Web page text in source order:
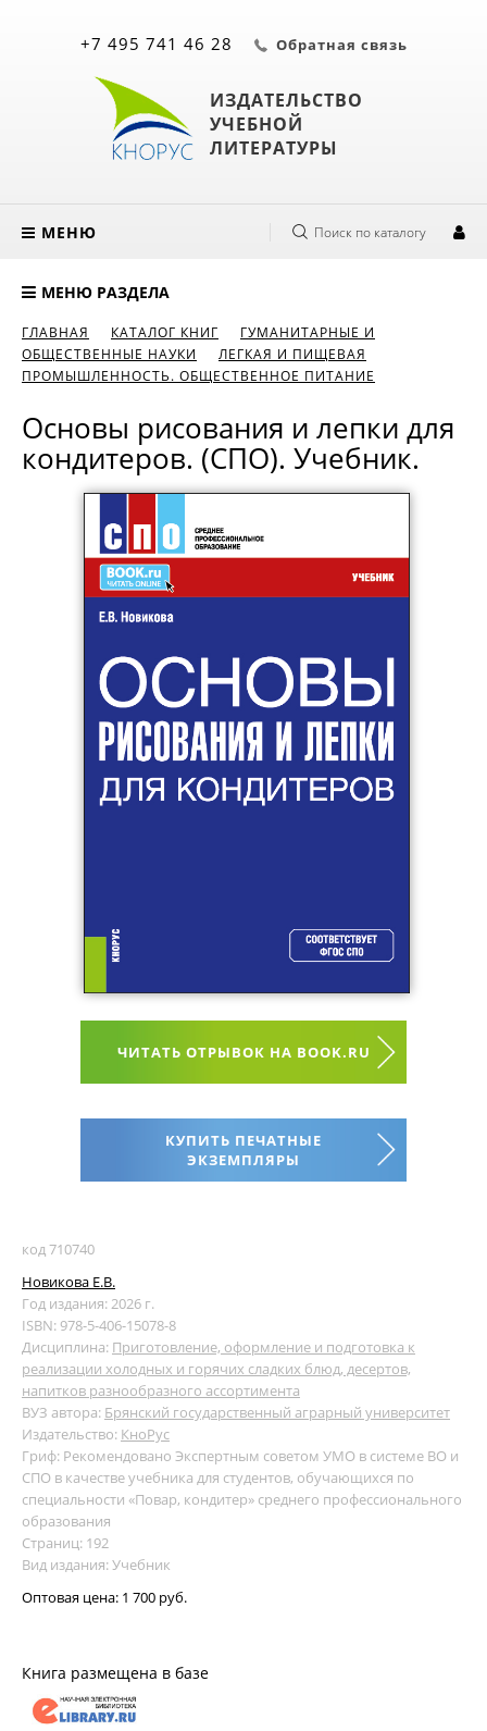
ИЗДАТЕЛЬСТВО
УЧЕБНОЙ
ЛИТЕРАТУРЫ
+7 495 741 46 28 Обратная связь
МЕНЮ Поиск по каталогу
МЕНЮ РАЗДЕЛА
ГЛАВНАЯ КАТАЛОГ КНИГ
ГУМАНИТАРНЫЕ И
ОБЩЕСТВЕННЫЕ НАУКИ
ЛЕГКАЯ И ПИЩЕВАЯ
ПРОМЫШЛЕННОСТЬ. ОБЩЕСТВЕННОЕ ПИТАНИЕ
Основы рисования и лепки для
кондитеров. (СПО). Учебник.
ЧИТАТЬ ОТРЫВОК НА BOOK.RU
КУПИТЬ ПЕЧАТНЫЕ
ЭКЗЕМПЛЯРЫ
код 710740
Новикова Е.В.
Год издания: 2026 г.
ISBN: 978-5-406-15078-8
Дисциплина: Приготовление, оформление и подготовка к
реализации холодных и горячих сладких блюд, десертов,
напитков разнообразного ассортимента
ВУЗ автора: Брянский государственный аграрный университет
Издательство: КноРус
Гриф: Рекомендовано Экспертным советом УМО в системе ВО и
СПО в качестве учебника для студентов, обучающихся по
специальности «Повар, кондитер» среднего профессионального
образования
Страниц: 192
Вид издания: Учебник
Оптовая цена: 1 700 руб.
Книга размещена в базе